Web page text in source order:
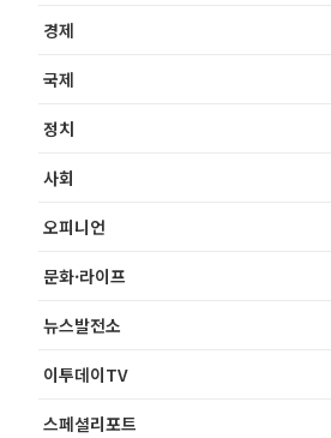
경제
국제
정치
사회
오피니언
문화·라이프
뉴스발전소
이투데이TV
스페셜리포트